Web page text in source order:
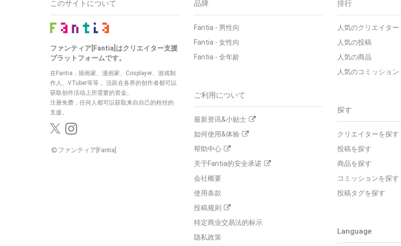
品牌
Fantia - 男性向
Fantia - 女性向
Fantia - 全年龄
ご利用について
最新资讯&小贴士
如何使用&体验
帮助中心
关于Fantia的安全承诺
会社概要
使用条款
投稿规则
特定商业交易法的标示
隐私政策
排行
人気のクリエイター
人気の投稿
人気の商品
人気のコミッション
探す
クリエイターを探す
投稿を探す
商品を探す
コミッションを探す
投稿タグを探す
Language
このサイトについて
ファンティア[Fantia]はクリエイター支援
プラットフォームです。
在Fantia，插画家、漫画家、Cosplayer、游戏制
作人、VTuber等等， 活跃在各界的创作者都可以
获取创作活动上所需要的资金。
注册免费，任何人都可以获取来自自己的粉丝的
支援。
ファンティア[Fantia]